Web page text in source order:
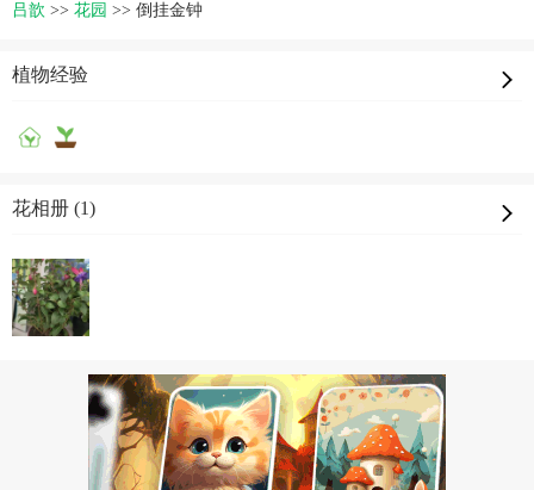
吕歆 >> 花园 >> 倒挂金钟
植物经验
花相册 (1)